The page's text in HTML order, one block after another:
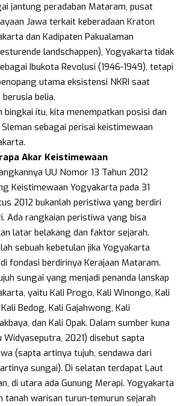
jantung peradaban Mataram, pusat
Jawa terkait keberadaan Kraton
dan Kadipaten Pakualaman
landschappen), Yogyakarta tidak
Ibukota Revolusi (1946-1949), tetapi
utama eksistensi NKRI saat
belia.
bingkai itu, kita menempatkan posisi dan
sebagai perisai keistimewaan
Akar Keistimewaan
UU Nomor 13 Tahun 2012
Keistimewaan Yogyakarta pada 31
2012 bukanlah peristiwa yang berdiri
Ada rangkaian peristiwa yang bisa
latar belakang dan faktor sejarah.
sebuah kebetulan jika Yogyakarta
fondasi berdirinya Kerajaan Mataram.
sungai yang menjadi penanda lanskap
yaitu Kali Progo, Kali Winongo, Kali
Bedog, Kali Gajahwong, Kali
dan Kali Opak. Dalam sumber kuna
Widyaseputra, 2021) disebut sapta
(sapta artinya tujuh, sendawa dari
sungai). Di selatan terdapat Laut
di utara ada Gunung Merapi. Yogyakarta
tanah warisan turun-temurun sejarah